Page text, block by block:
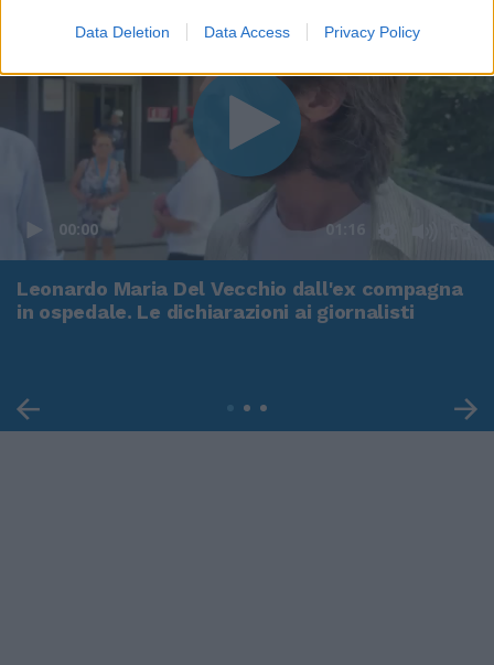
Data Deletion Data Access Privacy Policy
00:00 01:16
Leonardo Maria Del Vecchio dall'ex compagna
in ospedale. Le dichiarazioni ai giornalisti